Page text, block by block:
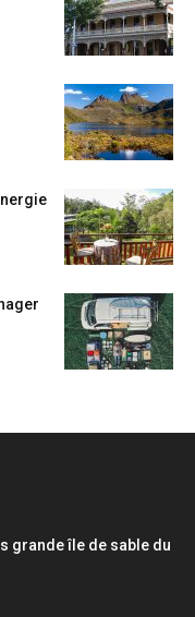
grande île de sable du